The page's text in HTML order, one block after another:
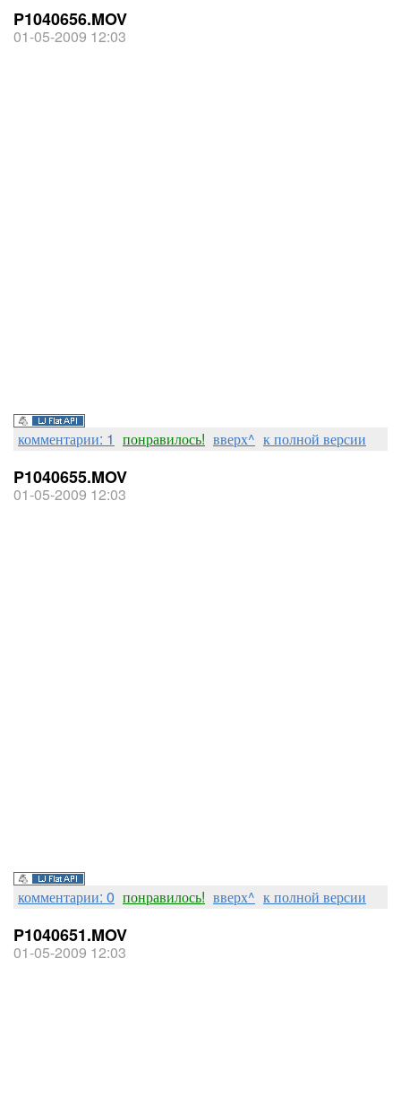
P1040656.MOV
01-05-2009 12:03
комментарии: 1 понравилось! вверх^ к полной версии
P1040655.MOV
01-05-2009 12:03
комментарии: 0 понравилось! вверх^ к полной версии
P1040651.MOV
01-05-2009 12:03